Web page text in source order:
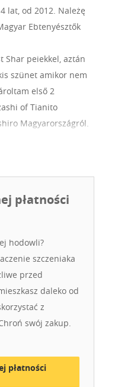
lat, od 2012. Należę
Ebtenyésztők
Shar peiekkel, aztán
szünet amikor nem
első 2
of Tianito
Magyarországról.
płatności
hodowli?
szczeniaka
przed
daleko od
z
swój zakup.
płatności